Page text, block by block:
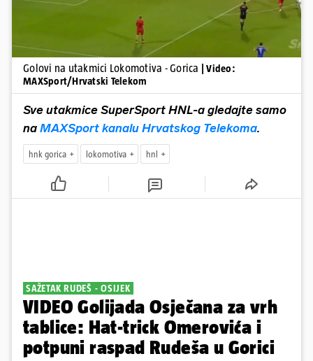
Golovi na utakmici Lokomotiva - Gorica
| Video:
MAXSport/Hrvatski Telekom
Sve utakmice SuperSport HNL-a gledajte samo
na MAXSport kanalu Hrvatskog Telekoma.
hnk gorica lokomotiva hnl
SAŽETAK RUDEŠ - OSIJEK
VIDEO Golijada Osječana za vrh
tablice: Hat-trick Omerovića i
potpuni raspad Rudeša u Gorici